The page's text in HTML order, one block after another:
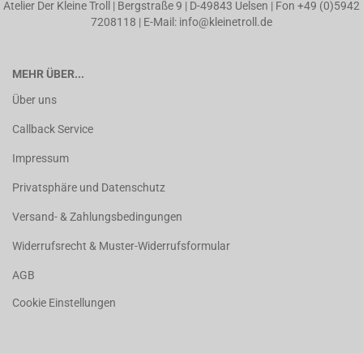
Atelier Der Kleine Troll | Bergstraße 9 | D-49843 Uelsen | Fon +49 (0)5942
7208118 | E-Mail: info@kleinetroll.de
MEHR ÜBER...
Über uns
Callback Service
Impressum
Privatsphäre und Datenschutz
Versand- & Zahlungsbedingungen
Widerrufsrecht & Muster-Widerrufsformular
AGB
Cookie Einstellungen